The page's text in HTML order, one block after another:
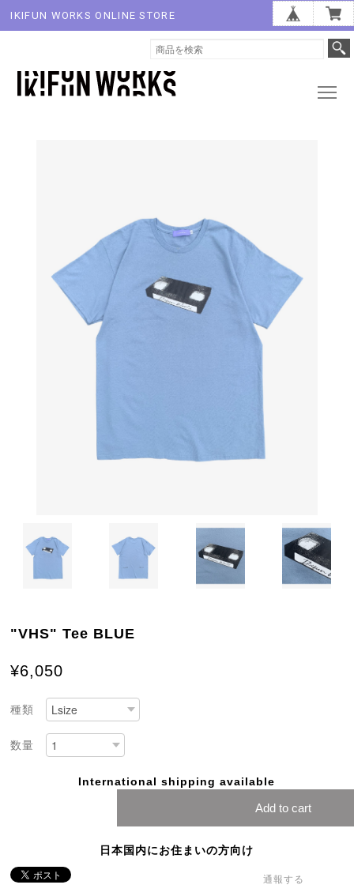
IKIFUN WORKS ONLINE STORE
"VHS" Tee BLUE
¥6,050
種類
数量
International shipping available
Add to cart
日本国内にお住まいの方向け
通報する